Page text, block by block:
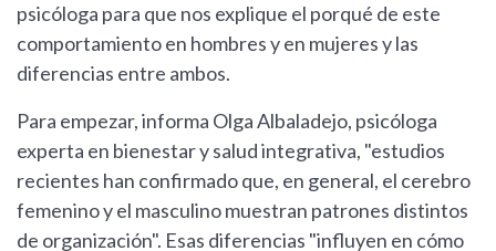
psicóloga para que nos explique el porqué de este
comportamiento en hombres y en mujeres y las
diferencias entre ambos.
Para empezar, informa Olga Albaladejo, psicóloga
experta en bienestar y salud integrativa, "estudios
recientes han confirmado que, en general, el cerebro
femenino y el masculino muestran patrones distintos
de organización". Esas diferencias "influyen en cómo